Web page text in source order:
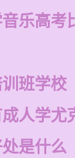
乐高考
班学校
人学尤
是什么